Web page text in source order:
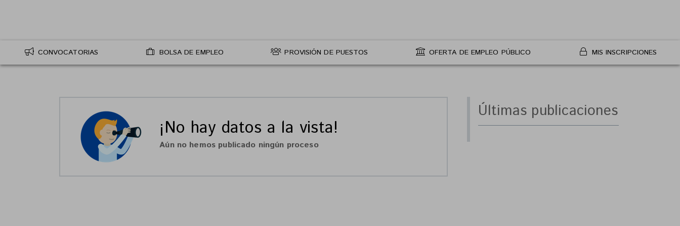
CONVOCATORIAS BOLSA DE EMPLEO PROVISIÓN DE PUESTOS OFERTA DE EMPLEO PÚBLICO MIS INSCRIPCIONES
¡No hay datos a la vista!
Aún no hemos publicado ningún proceso
Últimas publicaciones